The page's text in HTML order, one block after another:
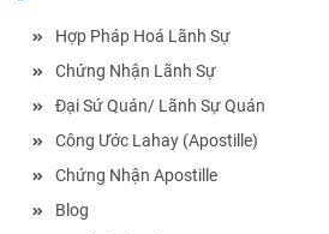
Hợp Pháp Hoá Lãnh Sự
Chứng Nhận Lãnh Sự
Đại Sứ Quán/ Lãnh Sự Quán
Công Ước Lahay (Apostille)
Chứng Nhận Apostille
Blog